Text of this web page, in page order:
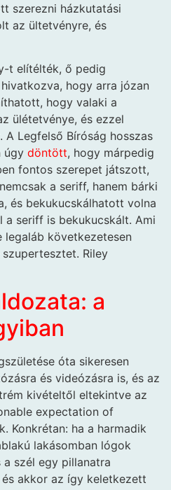
szerezni házkutatási
az ültetvényre, és
t elítélték, ő pedig
hogy arra józan
hogy valaki a
ülétetvénye, és ezzel
Legfelső Bíróság hosszas
úgy döntött, hogy márpedig
fontos szerepet játszott,
a seriff, hanem bárki
és bekukucskálhatott volna
a seriff is bekukucskált. Ami
legaláb következetesen
Riley
a
óta sikeresen
és videózásra is, és az
kivételtől eltekintve az
expectation of
Konkrétan: ha a harmadik
lakásomban lógok
a szél egy pillanatra
akkor az így keletkezett